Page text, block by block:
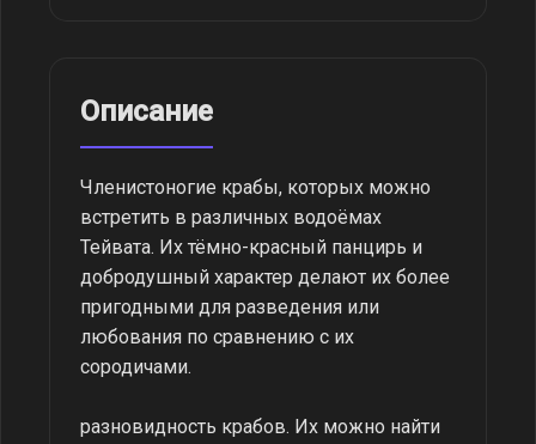
Описание
Членистоногие крабы, которых можно
встретить в различных водоёмах
Тейвата. Их тёмно-красный панцирь и
добродушный характер делают их более
пригодными для разведения или
любования по сравнению с их
сородичами.
разновидность крабов. Их можно найти